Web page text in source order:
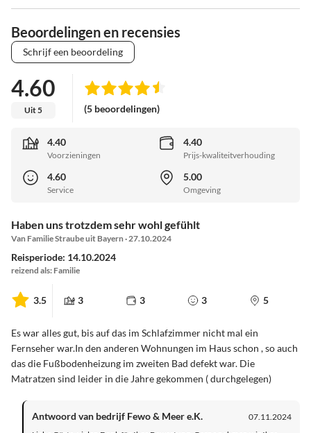
Beoordelingen en recensies
Schrijf een beoordeling
4.60
Uit 5 (5 beoordelingen)
4.40
Voorzieningen
4.40
Prijs-kwaliteitverhouding
4.60
Service
5.00
Omgeving
Haben uns trotzdem sehr wohl gefühlt
Van Familie Straube uit Bayern · 27.10.2024
Reisperiode: 14.10.2024
reizend als: Familie
3.5 3 3 3 5
Es war alles gut, bis auf das im Schlafzimmer nicht mal ein
Fernseher war.In den anderen Wohnungen im Haus schon , so auch
das die Fußbodenheizung im zweiten Bad defekt war. Die
Matratzen sind leider in die Jahre gekommen ( durchgelegen)
Antwoord van bedrijf Fewo & Meer e.K.
07.11.2024